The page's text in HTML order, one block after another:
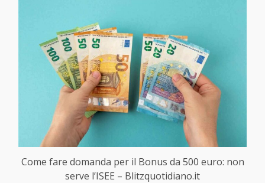
Come fare domanda per il Bonus da 500 euro: non
serve l’ISEE – Blitzquotidiano.it